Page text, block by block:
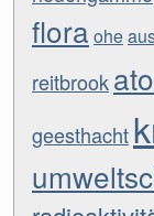
flora ohe
reitbrook
geesthacht